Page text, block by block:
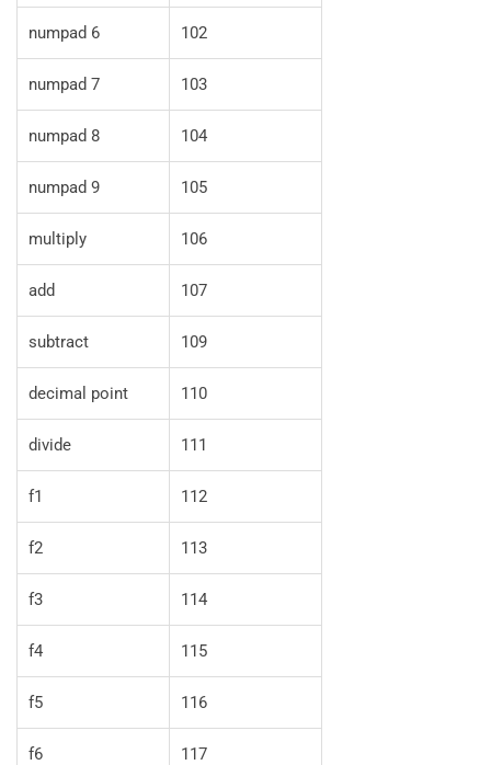
numpad 6 102
numpad 7 103
numpad 8 104
numpad 9 105
multiply 106
add 107
subtract 109
decimal point 110
divide 111
f1 112
f2 113
f3 114
f4 115
f5 116
f6 117